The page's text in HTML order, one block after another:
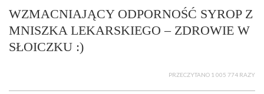
WZMACNIAJĄCY ODPORNOŚĆ SYROP Z
MNISZKA LEKARSKIEGO – ZDROWIE W
SŁOICZKU :)
PRZECZYTANO 1 005 774 RAZY